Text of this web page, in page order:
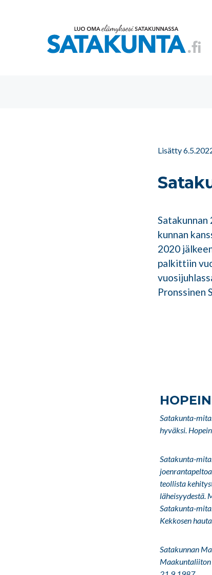
Lisätty
kunnan
2020
palkittiin
Pronssinen
Satakunta-
hyväksi.
Satakunta-
teollista
läheisyydestä.
Satakunta-
Kekkosen
Satakunnan